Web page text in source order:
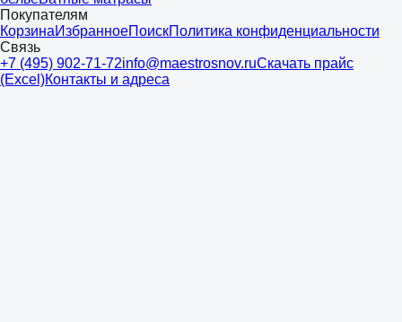
Покупателям
КорзинаИзбранноеПоискПолитика конфиденциальности
Связь
+7 (495) 902-71-72info@maestrosnov.ruСкачать прайс
(Excel)Контакты и адреса